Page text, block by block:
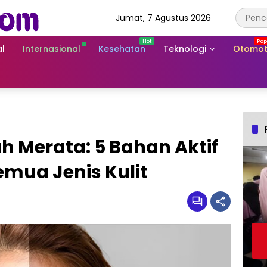
Jumat, 7 Agustus 2026
Internasional Kesehatan Teknologi
Merata: 5 Bahan Aktif
Jenis Kulit